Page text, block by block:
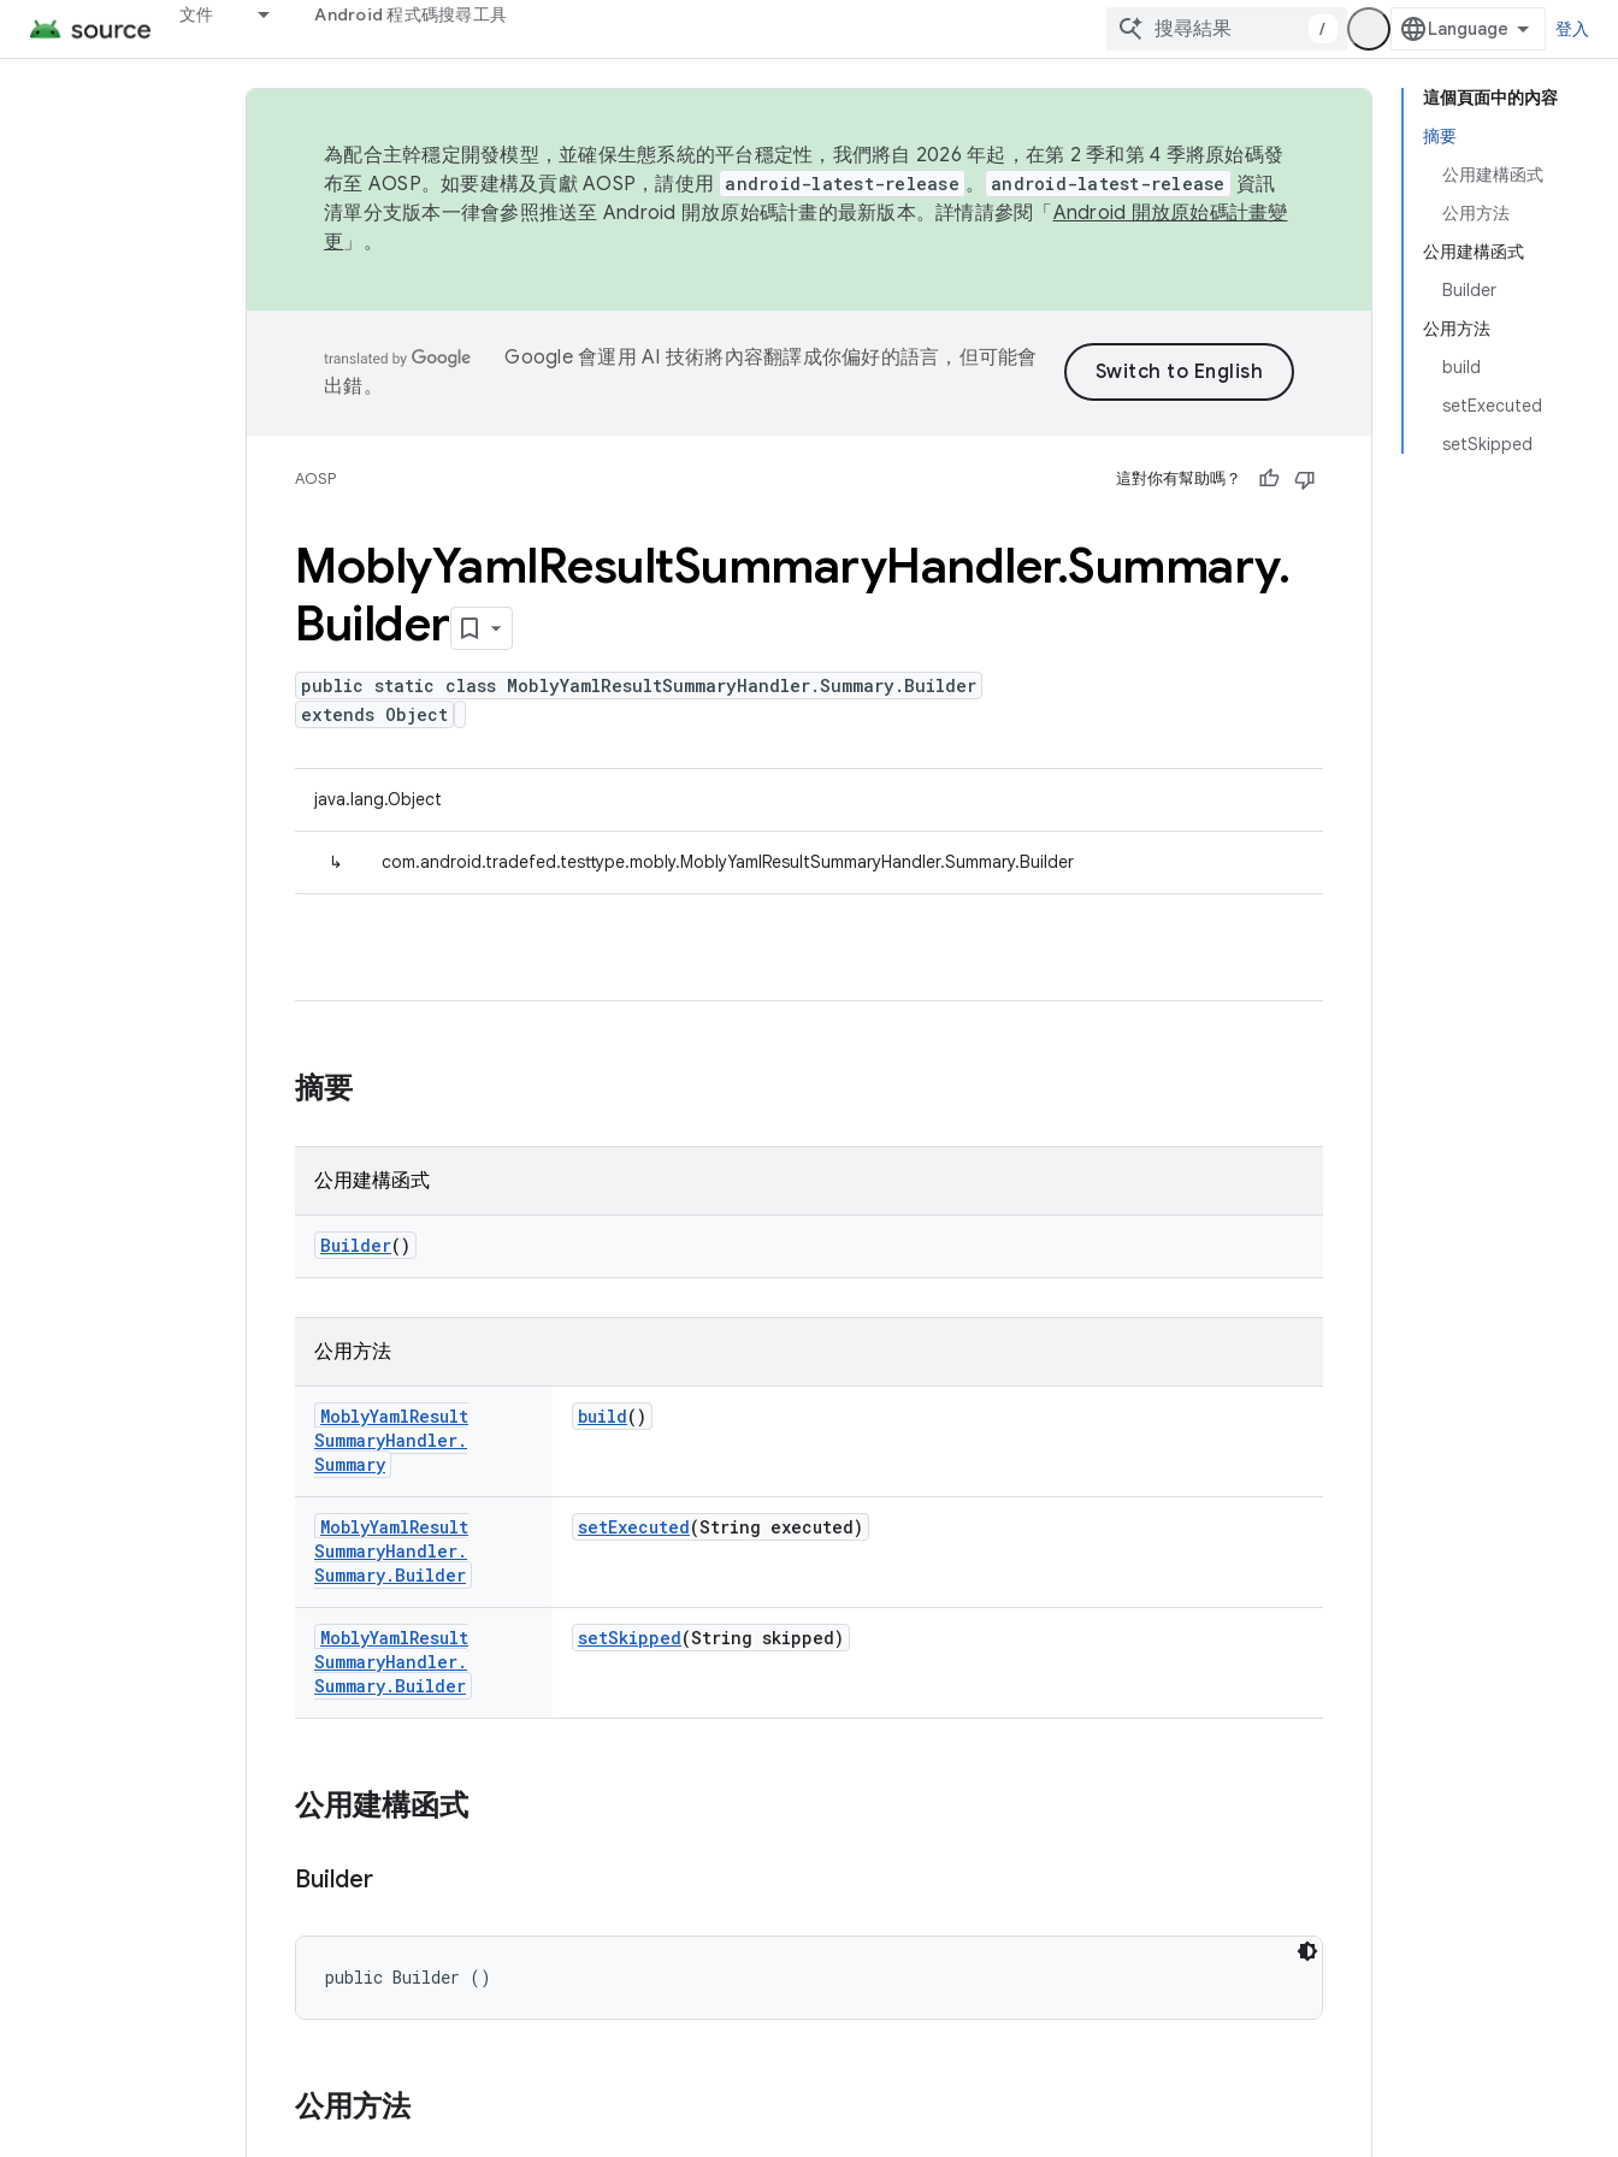
文件 Android 程式碼搜尋工具
/ 登入
這個頁面中的內容
摘要
公用建構函式
公用方法
公用建構函式
Builder
公用方法
build
setExecuted
setSkipped
為配合主幹穩定開發模型，並確保生態系統的平台穩定性，我們將自 2026 年起，在第 2 季和第 4 季將原始碼發
布至 AOSP。如要建構及貢獻 AOSP，請使用 android-latest-release 。 android-latest-release
資訊
清單分支版本一律會參照推送至 Android 開放原始碼計畫的最新版本。詳情請參閱「 Android 開放原始碼計畫變
更 」。
Google 會運用 AI 技術將內容翻譯成你偏好的語言，但可能會
出錯。
AOSP 這對你有幫助嗎？
MoblyYamlResultSummaryHandler.Summary.
Builder
public static class MoblyYamlResultSummaryHandler.Summary.Builder
extends Object
java.lang.Object
↳ com.android.tradefed.testtype.mobly.MoblyYamlResultSummaryHandler.Summary.Builder
摘要
公用建構函式
Builder()
公用方法
MoblyYamlResult
SummaryHandler.
Summary
build()
MoblyYamlResult
SummaryHandler.
Summary. Builder
setExecuted(String executed)
MoblyYamlResult
SummaryHandler.
Summary. Builder
setSkipped(String skipped)
公用建構函式
Builder
public Builder ()
公用方法